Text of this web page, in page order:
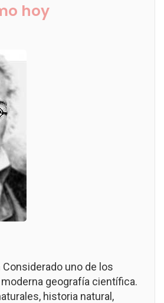
hoy
uno de los
geografía científica.
historia natural,